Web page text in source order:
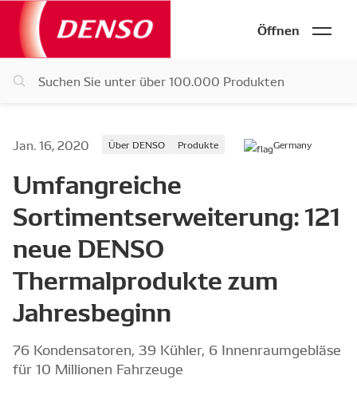
Öffnen
Jan. 16, 2020 Über DENSO Produkte Germany
Umfangreiche
Sortimentserweiterung: 121
neue DENSO
Thermalprodukte zum
Jahresbeginn
76 Kondensatoren, 39 Kühler, 6 Innenraumgebläse
für 10 Millionen Fahrzeuge